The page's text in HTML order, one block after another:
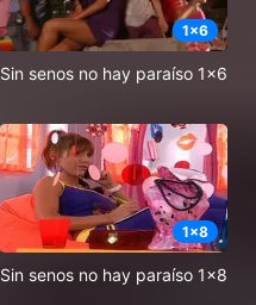
1x6
Sin senos no hay paraíso 1x6
1x8
Sin senos no hay paraíso 1x8